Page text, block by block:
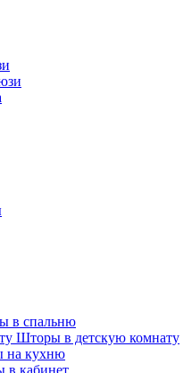
в спальню
Шторы в детскую комнату
на кухню
кабинет